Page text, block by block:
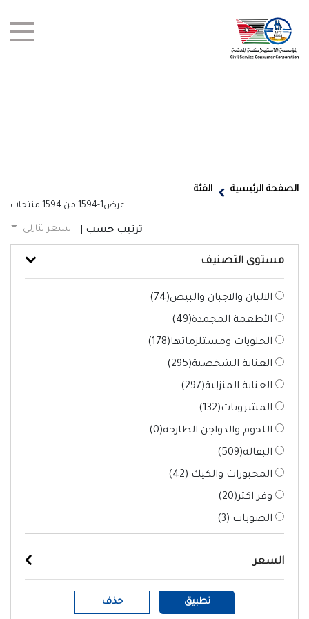
الفروع
الصفحة الرئيسية الفئة
عرض1-1594 من 1594 منتجات
ترتيب حسب السعر تنازلي
مستوى التصنيف
الالبان والاجبان والبيض(74
)
الأطعمة المجمدة(49
)
الحلويات ومستلزماتها(178
)
العناية الشخصية(295
)
العناية المنزلية(297
)
المشروبات(132
)
اللحوم والدواجن الطازجة(0
)
البقالة(509
)
المخبوزات والكيك (42
)
وفر اكثر(20
)
الصوبات (3
)
السعر
تطبيق حذف